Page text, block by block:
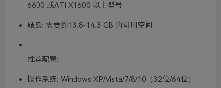
6600 或ATI X1600 以上型号
硬盘: 需要约13.8-14.3 GB 的可用空间
推荐配置:
操作系统: Windows XP/Vista/7/8/10（32位/64位）